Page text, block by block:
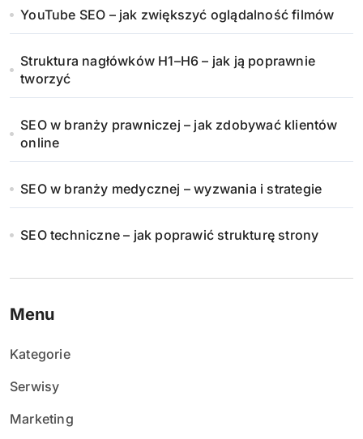
YouTube SEO – jak zwiększyć oglądalność filmów
Struktura nagłówków H1–H6 – jak ją poprawnie
tworzyć
SEO w branży prawniczej – jak zdobywać klientów
online
SEO w branży medycznej – wyzwania i strategie
SEO techniczne – jak poprawić strukturę strony
Menu
Kategorie
Serwisy
Marketing